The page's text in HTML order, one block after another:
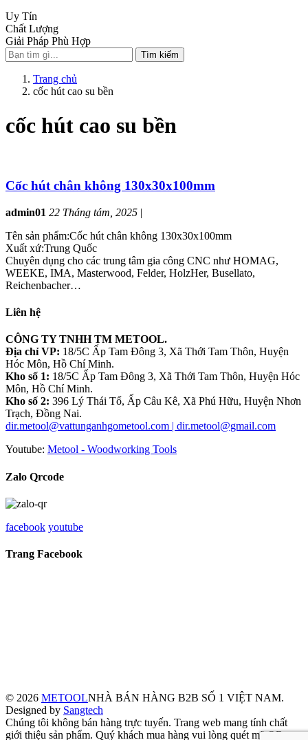
Uy Tín
Chất Lượng
Giải Pháp Phù Hợp
Tìm kiếm
Trang chủ
cốc hút cao su bền
cốc hút cao su bền
Cốc hút chân không 130x30x100mm
admin01 22 Tháng tám, 2025 |
Tên sản phẩm:Cốc hút chân không 130x30x100mm
Xuất xứ:Trung Quốc
Chuyên dụng cho các trung tâm gia công CNC như HOMAG,
WEEKE, IMA, Masterwood, Felder, HolzHer, Busellato,
Reichenbacher…
Liên hệ
CÔNG TY TNHH TM METOOL.
Địa chỉ VP: 18/5C Ấp Tam Đông 3, Xã Thới Tam Thôn, Huyện
Hóc Môn, Hồ Chí Minh.
Kho số 1: 18/5C Ấp Tam Đông 3, Xã Thới Tam Thôn, Huyện Hóc
Môn, Hồ Chí Minh.
Kho số 2: 396 Lý Thái Tổ, Ấp Câu Kê, Xã Phú Hữu, Huyện Nhơn
Trạch, Đồng Nai.
dir.metool@vattunganhgometool.com | dir.metool@gmail.com
Youtube: Metool - Woodworking Tools
Zalo Qrcode
facebook youtube
Trang Facebook
© 2026 METOOLNHÀ BÁN HÀNG B2B SỐ 1 VIỆT NAM.
Designed by Sangtech
Chúng tôi không bán hàng trực tuyến. Trang web mang tính chất
giới thiệu sản phẩm. Quý khách mua hàng vui lòng quét mã QR